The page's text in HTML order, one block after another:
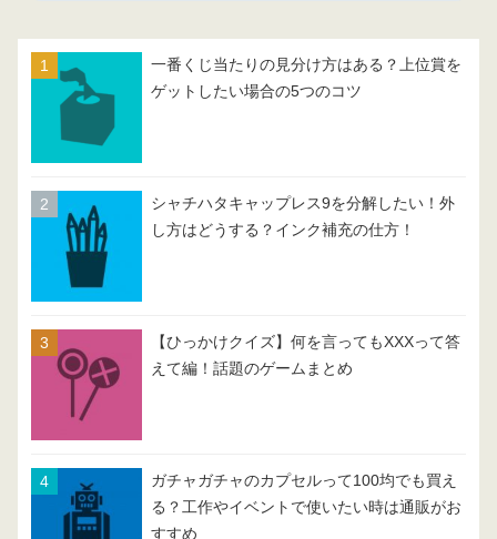
一番くじ当たりの見分け方はある？上位賞を
ゲットしたい場合の5つのコツ
シャチハタキャップレス9を分解したい！外
し方はどうする？インク補充の仕方！
【ひっかけクイズ】何を言ってもXXXって答
えて編！話題のゲームまとめ
ガチャガチャのカプセルって100均でも買え
る？工作やイベントで使いたい時は通販がお
すすめ